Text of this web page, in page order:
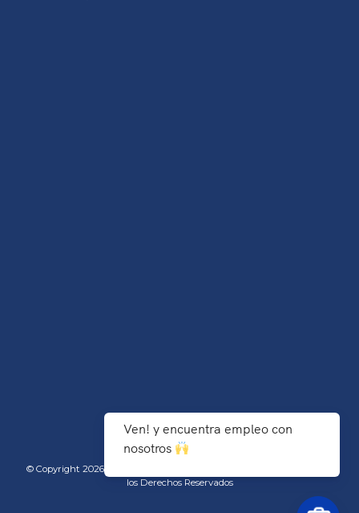
Ven! y encuentra empleo con
nosotros
© Copyright 2026 TecNM/Instituto Tecnológico de Agua Prieta - Todos
los Derechos Reservados